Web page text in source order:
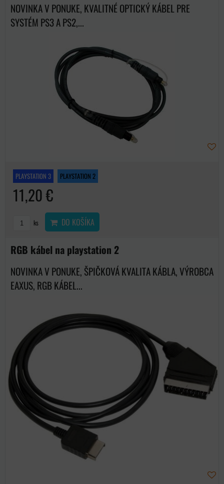
NOVINKA V PONUKE, KVALITNÉ OPTICKÝ KÁBEL PRE
SYSTÉM PS3 A PS2,...
PLAYSTATION 3 PLAYSTATION 2
11,20 €
ks DO KOŠÍKA
RGB kábel na playstation 2
NOVINKA V PONUKE, ŠPIČKOVÁ KVALITA KÁBLA, VÝROBCA
EAXUS, RGB KÁBEL...